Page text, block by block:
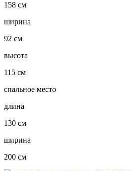
158 см
ширина
92 см
высота
115 см
спальное место
длина
130 см
ширина
200 см